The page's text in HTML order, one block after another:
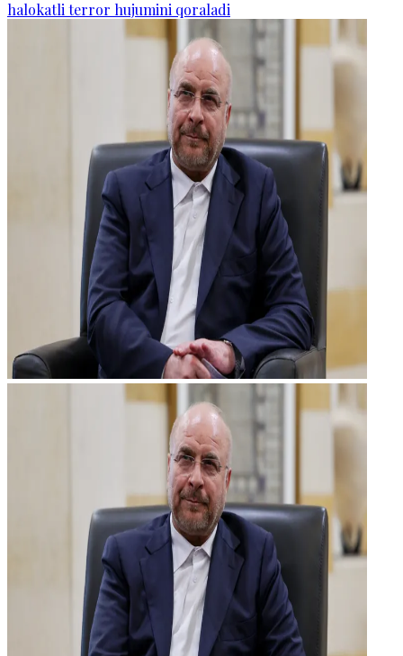
halokatli terror hujumini qoraladi